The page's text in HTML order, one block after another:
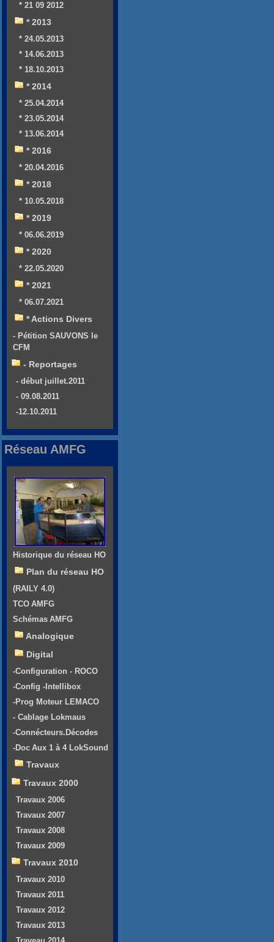
* 21 09 2012
* 2013
* 24.05.2013
* 14.06.2013
* 18.10.2013
* 2014
* 25.04.2014
* 23.05.2014
* 13.06.2014
* 2016
* 20.04.2016
* 2018
* 10.05.2018
* 2019
* 06.06.2019
* 2020
* 22.05.2020
* 2021
* 06.07.2021
* Actions Divers
- Pétition SAUVONS le
CFM
- Reportages
- début juillet.2011
- 09.08.2011
-12.10.2011
Réseau AMFG
Historique du réseau HO
Plan du réseau HO
(RAILY 4.0)
TCO AMFG
Schémas AMFG
Analogique
Digital
-Configuration - ROCO
-Config -Intellibox
-Prog Moteur LEMACO
- Cablage Lokmaus
-Connécteurs.Décodes
-Doc Aux 1 à 4 LokSound
Travaux
Travaux 2000
Travaux 2006
Travaux 2007
Travaux 2008
Travaux 2009
Travaux 2010
Travaux 2010
Travaux 2011
Travaux 2012
Travaux 2013